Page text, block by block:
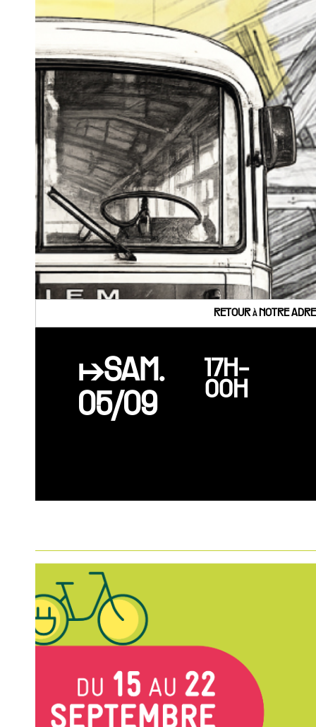
RETOUR à NOTRE
↦SAM.
05/09
17H-
00H